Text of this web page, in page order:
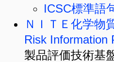
ICSC標準語
ＮＩＴＥ化学物
Risk
製品評価技術基